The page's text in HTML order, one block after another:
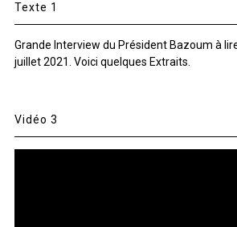
Texte 1
Grande Interview du Président Bazoum à
juillet 2021. Voici quelques Extraits.
Vidéo 3